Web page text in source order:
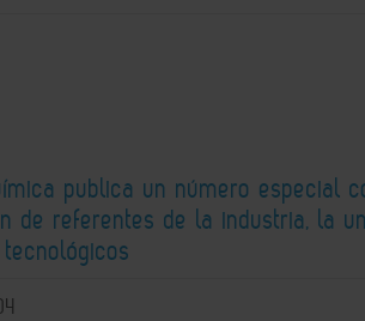
publica un número especial
de referentes de la industria, la